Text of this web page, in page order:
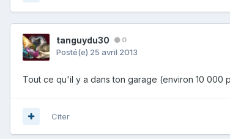
tanguydu30 0
Posté(e) 25 avril 2013
Tout ce qu'il y a dans ton garage (environ 10 000
Citer